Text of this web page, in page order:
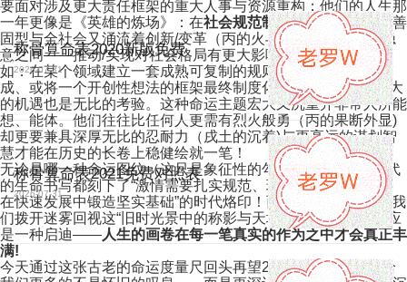
要面对涉及更大责任框架的重大人事与资源重构；他们的人生那
一年更像是《英雄的炼场》：在社会规范制度（戌）正迅速完善
固型与全社会又涌流着创新/变革（丙的火与戌中的辛变革的隐
意之间——推动/实现对社会格局有更大影响的事业奠基（比
如：在某个领域建立一套成熟可复制的规则模型而不仅满足小
成、或将一个开创性想法的框架最终制度化落地）**这既是巨大
的机遇也是无比的考验。这种命运主题宏大又沉重并非常人所能
想、能体。他们往往比任何人更需有烈火般勇（丙的果断外显)
却更要兼具深厚无比的忍耐力（戌土的沉着)与更高远的谋划智
慧才能在历史的长卷上稳健绘就一笔！
无论是哪一种命运图纹（这只是象征性的勾勒)，2006对那一代
的生命书写都刻下了“激情需要扎实规范、理想不能离开大地、
在快速发展中锻造坚实基础”的时代烙印！而关于“命运“——当我
们拨开迷雾回视这“旧时光景中的称影与天地的共绘”，得到的应
是一种启迪——人生的画卷在每一笔真实的作为之中才会真正丰
满!
今天通过这张古老的命运度量尺回头再望2006时——但愿能给
称骨算命表2020新版免费
2026-07-31
称骨算命表2021免费对照表
2026-07-31